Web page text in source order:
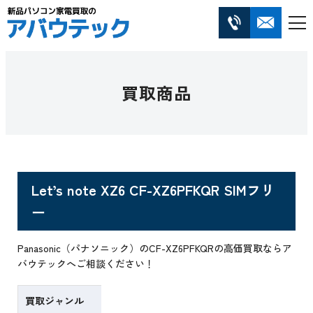
買取商品
Let’s note XZ6 CF-XZ6PFKQR SIMフリ
ー
Panasonic（パナソニック）のCF-XZ6PFKQRの高価買取ならア
バウテックへご相談ください！
買取ジャンル